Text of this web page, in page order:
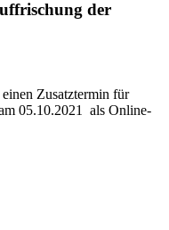
der
Zusatztermin für
05.10.2021 als Online-